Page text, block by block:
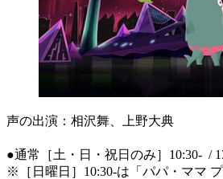
声の出演：相沢舞、上野大典
●通常［土・日・祝日のみ］10:30- /
※［日曜日］10:30-は「パパ・ママ